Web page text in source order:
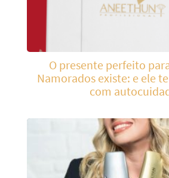
O presente perfeito
Namorados existe: e ele
com